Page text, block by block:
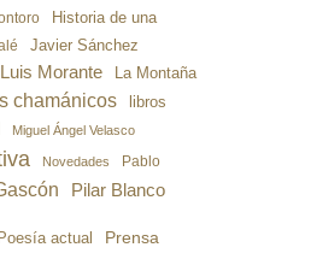
Historia de una
Javier Sánchez
Morante
La Montaña
chamánicos libros
Miguel Ángel Velasco
Novedades
Pablo
Pilar Blanco
Poesía actual Prensa